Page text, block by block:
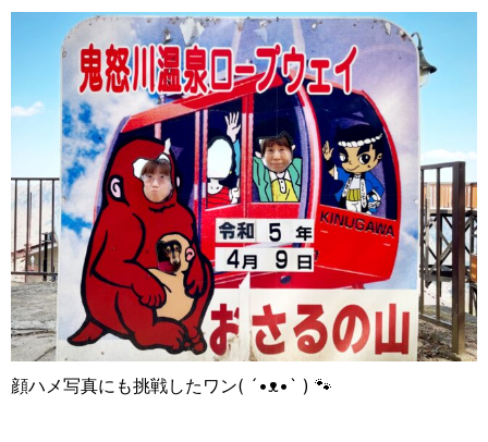
顔ハメ写真にも挑戦したワン( ´•ᴥ•` ) ‎ 🐾